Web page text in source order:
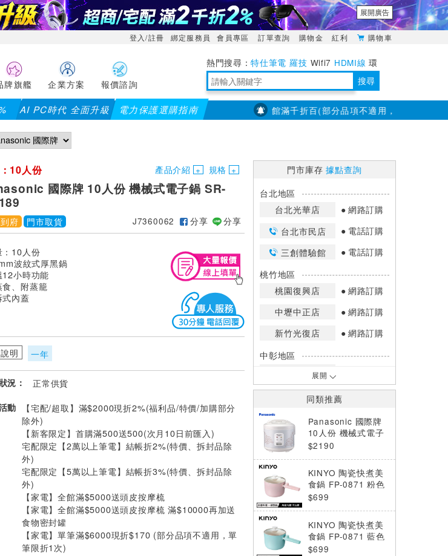
展開廣告
登入/註冊 綁定服務員 會員專區 訂單查詢 購物金 紅利 購物車
牌旗艦 企業方案 報價諮詢
特仕筆電 羅技 Wifi7 HDMI線 環
境量測 明緯POWER 搜尋
AI PC時代 全面升級 電力保護選購指南【PX大通】全館滿千折百(部分品項不適用，滿2千折200...)
10人份 產品介紹 規格
國際牌 10人份 機械式電子鍋 SR-
府 門市取貨 J7360062 分享 分享
：10人份
波紋式厚黑鍋
12小時功能
食、附蒸籠
式內蓋
明 一年
況： 正常供貨
動
【宅配/超取】滿$2000現折2%(福利品/特價/加購部分
除外)
【新客限定】首購滿500送500(次月10日前匯入)
宅配限定【2萬以上筆電】結帳折2%(特價、拆封品除
外)
宅配限定【5萬以上筆電】結帳折3%(特價、拆封品除
外)
【家電】全館滿$5000送頭皮按摩梳
【家電】全館滿$5000送頭皮按摩梳 滿$10000再加送
食物密封罐
【家電】單筆滿$6000現折$170 (部分品項不適用，單
筆限折1次)
門市庫存據點查詢
台北地區
台北光華店
網路訂購
台北市民店
電話訂購
三創體驗館
電話訂購
桃竹地區
桃園復興店
網路訂購
中壢中正店
網路訂購
新竹光復店
網路訂購
中彰地區
台中英才店
嘉南地區
高雄鳳山店
網路訂購
*庫存數量：網路訂購(0)、少量庫存
(1~2)、現貨充足(3以上)。
*門市庫存以店內實際數量為準，可使
用專人服務或撥打門市電話洽詢。
展開
同類推薦
Panasonic 國際牌
10人份 機械式電子
鍋 SR-RQ189
$2190
KINYO 陶瓷快煮美
食鍋 FP-0871 粉色
$699
KINYO 陶瓷快煮美
食鍋 FP-0871 藍色
$699